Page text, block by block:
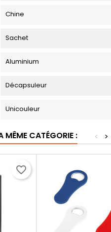
Chine
Sachet
Aluminium
Décapsuleur
Unicouleur
MÊME CATÉGORIE : >
<
favorite_border